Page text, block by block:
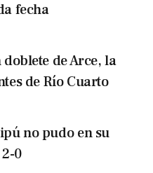
fecha
doblete de Arce, la
de Río Cuarto
no pudo en su
0